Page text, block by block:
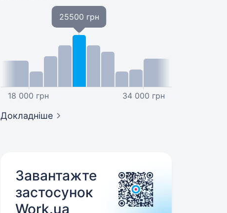
18 000 грн
25500 грн
34 000 грн
Докладніше
Завантажте
застосунок
Work.ua